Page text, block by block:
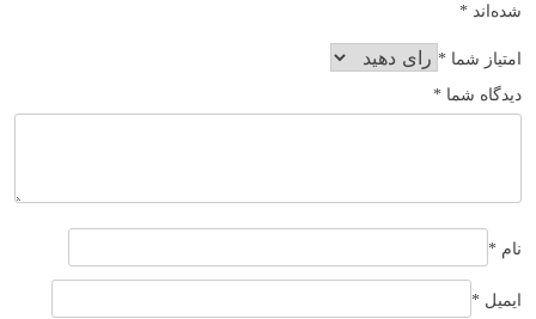
شده‌اند *
امتیاز شما *
دیدگاه شما *
نام *
ایمیل *